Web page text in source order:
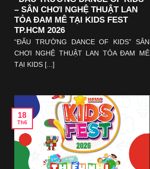
– SÂN CHƠI NGHỆ THUẬT LAN
TỎA ĐAM MÊ TẠI KIDS FEST
TP.HCM 2026
“ĐẤU TRƯỜNG DANCE OF KIDS” SÂN
CHƠI NGHỆ THUẬT LAN TỎA ĐAM MÊ
TẠI KIDS [...]
18
Th6